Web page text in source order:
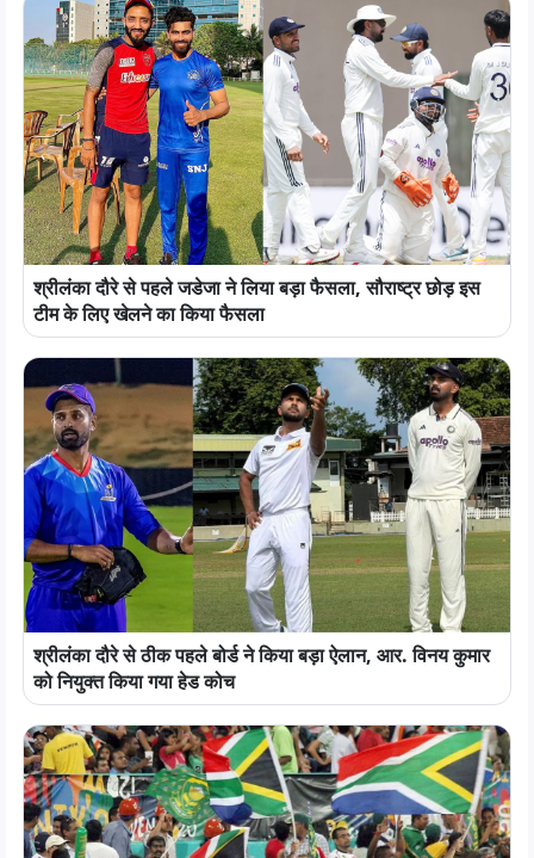
श्रीलंका दौरे से पहले जडेजा ने लिया बड़ा फैसला, सौराष्ट्र छोड़ इस
टीम के लिए खेलने का किया फैसला
श्रीलंका दौरे से ठीक पहले बोर्ड ने किया बड़ा ऐलान, आर. विनय कुमार
को नियुक्त किया गया हेड कोच